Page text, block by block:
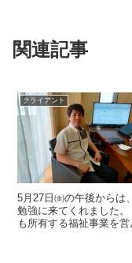
関連記事
クライアント
5月27日㈮の午後からは
勉強に来てくれました。 株式会社琉球の街は、高齢者福祉施設を3
も所有する福祉事業を